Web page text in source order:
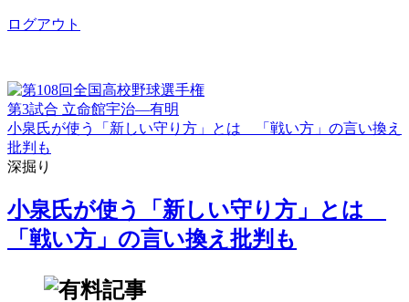
ログアウト
第3試合 立命館宇治―有明
小泉氏が使う「新しい守り方」とは 「戦い方」の言い換え
批判も
深掘り
小泉氏が使う「新しい守り方」とは
「戦い方」の言い換え批判も